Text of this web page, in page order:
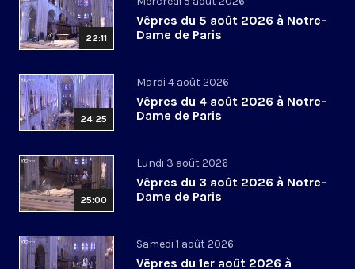
22:11
Vêpres du 5 août 2026 à Notre-
Dame de Paris
24:25
Mardi 4 août 2026
Vêpres du 4 août 2026 à Notre-
Dame de Paris
25:00
Lundi 3 août 2026
Vêpres du 3 août 2026 à Notre-
Dame de Paris
Samedi 1 août 2026
Vêpres du 1er août 2026 à